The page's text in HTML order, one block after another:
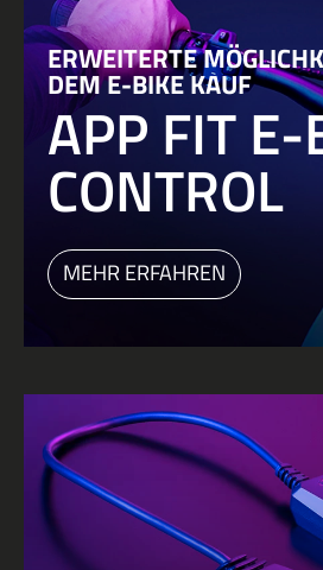
ERWEITERTE
DEM E-BIKE KAUF
APP FIT
CONTROL
MEHR ERFAHREN